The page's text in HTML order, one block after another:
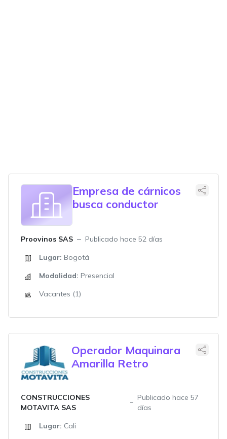
Empresa de cárnicos
busca conductor
Proovinos SAS
Publicado hace 52 días
Lugar: Bogotá
Modalidad: Presencial
Vacantes (1)
Operador Maquinara
Amarilla Retro
CONSTRUCCIONES
MOTAVITA SAS
Publicado hace 57
días
Lugar: Cali